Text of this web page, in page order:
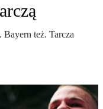
Bayern też. Tarcza